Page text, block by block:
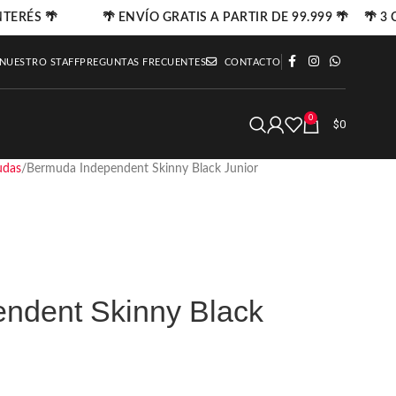
STAFFPREGUNTAS FRECUENTES CONTACTO
0 $0
Bermuda Independent Skinny Black Junior
Skinny Black
🌴 🌴 ENVÍO GRATIS A PARTIR DE 99.999 🌴 🌴 3